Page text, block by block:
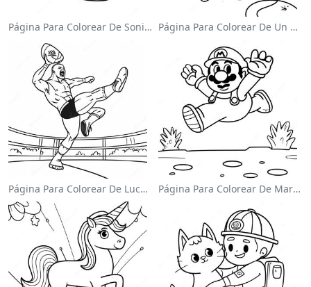
Página Para Colorear De Sonic El Velocista Página Para Colorear De Un Astronauta Lindo Flotando En El Espacio
Página Para Colorear De Luchador De Wwe Saltando Sobre Oponente Página Para Colorear De Mario Saltando Sobre Goombas